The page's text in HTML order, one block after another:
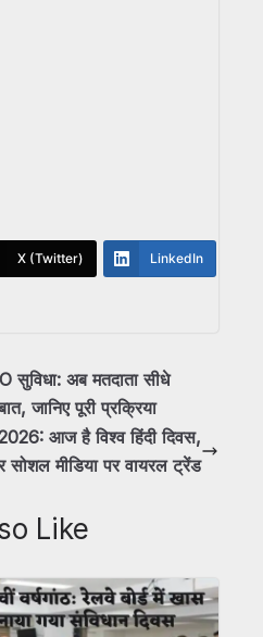
X (Twitter) LinkedIn
अब मतदाता सीधे
जानिए पूरी प्रक्रिया
आज है विश्व हिंदी दिवस,
सोशल मीडिया पर वायरल ट्रेंड
Like